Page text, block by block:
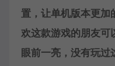
置，让单机版本更加
欢这款游戏的朋友可
眼前一亮，没有玩